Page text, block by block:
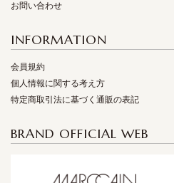
お問い合わせ
INFORMATION
会員規約
個人情報に関する考え方
特定商取引法に基づく通販の表記
BRAND OFFICIAL WEB